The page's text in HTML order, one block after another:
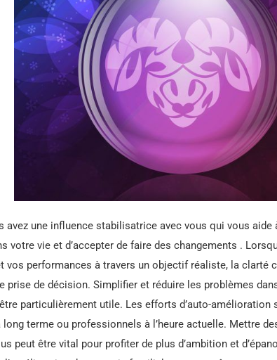
avez une influence stabilisatrice avec vous qui vous
votre vie et d’accepter de faire des changements .
vos performances à travers un objectif réaliste, la clarté
prise de décision. Simplifier et réduire les problèmes
particulièrement utile. Les efforts d’auto-amélioration
terme ou professionnels à l’heure actuelle. Mettre
peut être vital pour profiter de plus d’ambition et